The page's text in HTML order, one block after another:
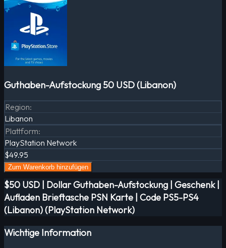
Guthaben-Aufstockung 50 USD (Libanon)
Region:
Libanon
Plattform:
PlayStation Network
$49.95
Zum Warenkorb hinzufügen
$50 USD | Dollar Guthaben-Aufstockung | Geschenk |
Aufladen Brieftasche PSN Karte | Code PS5-PS4
(Libanon) (PlayStation Network)
Wichtige Information